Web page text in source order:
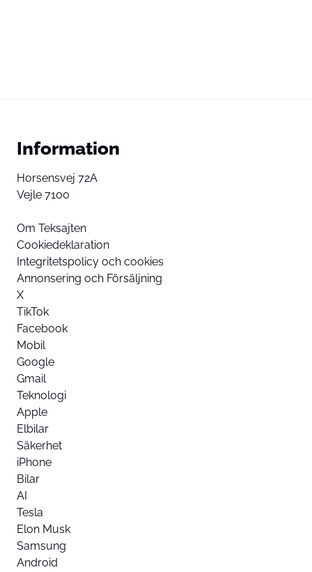
Information
Horsensvej 72A
Vejle 7100
Om Teksajten
Cookiedeklaration
Integritetspolicy och cookies
Annonsering och Försäljning
X
TikTok
Facebook
Mobil
Google
Gmail
Teknologi
Apple
Elbilar
Säkerhet
iPhone
Bilar
AI
Tesla
Elon Musk
Samsung
Android